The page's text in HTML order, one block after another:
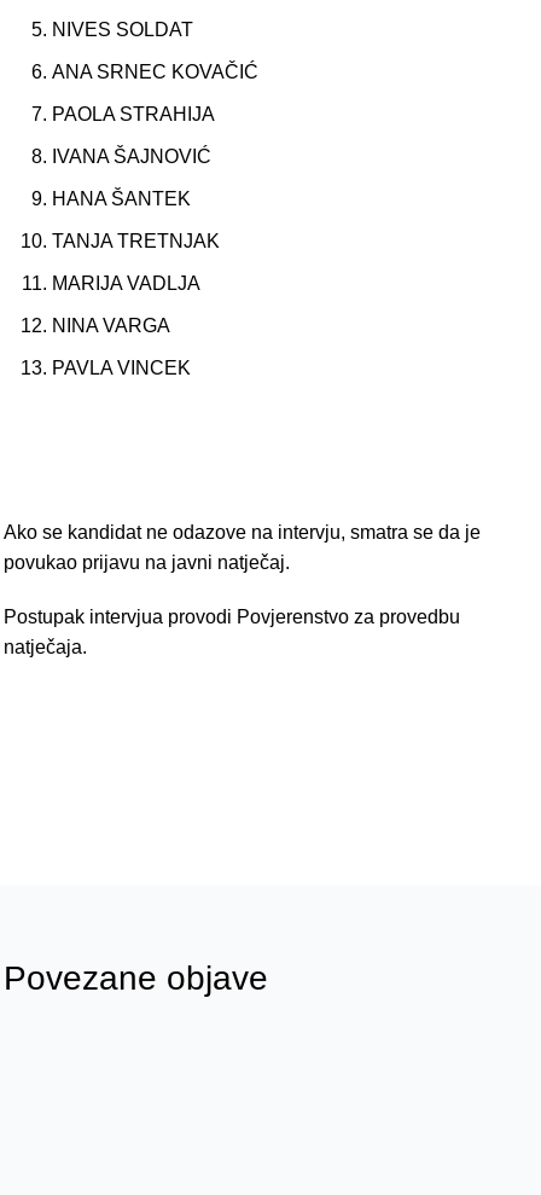
NIVES SOLDAT
ANA SRNEC KOVAČIĆ
PAOLA STRAHIJA
IVANA ŠAJNOVIĆ
HANA ŠANTEK
TANJA TRETNJAK
MARIJA VADLJA
NINA VARGA
PAVLA VINCEK
Ako se kandidat ne odazove na intervju, smatra se da je
povukao prijavu na javni natječaj.
Postupak intervjua provodi Povjerenstvo za provedbu
natječaja.
Povezane objave